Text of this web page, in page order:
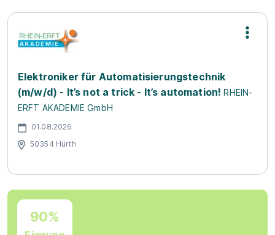
Elektroniker für Automatisierungstechnik
(m/w/d) - It’s not a trick - It’s automation! RHEIN-
ERFT AKADEMIE GmbH
01.08.2026
50354 Hürth
90%